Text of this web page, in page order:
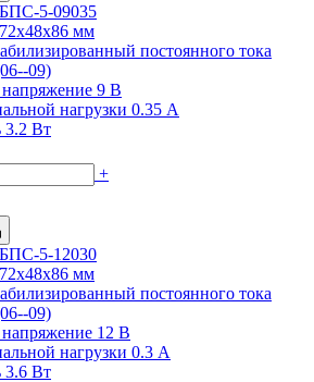
БПС-5-09035
72х48х86 мм
постоянного тока
09)
9 В
нагрузки 0.35 А
3.2 Вт
+
БПС-5-12030
72х48х86 мм
постоянного тока
09)
12 В
нагрузки 0.3 А
3.6 Вт